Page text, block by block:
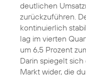
deutlichen
zurückzuführen.
kontinuierlich
lag im vierten
um 6,5 Prozent
Darin spiegelt
Markt wider, die